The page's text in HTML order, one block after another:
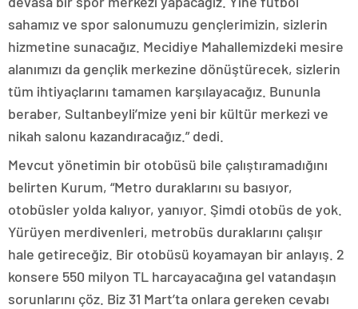
sahamız ve spor salonumuzu gençlerimizin, sizlerin
hizmetine sunacağız. Mecidiye Mahallemizdeki mesire
alanımızı da gençlik merkezine dönüştürecek, sizlerin
tüm ihtiyaçlarını tamamen karşılayacağız. Bununla
beraber, Sultanbeyli’mize yeni bir kültür merkezi ve
nikah salonu kazandıracağız.” dedi.
Mevcut yönetimin bir otobüsü bile çalıştıramadığını
belirten Kurum, “Metro duraklarını su basıyor,
otobüsler yolda kalıyor, yanıyor. Şimdi otobüs de yok.
Yürüyen merdivenleri, metrobüs duraklarını çalışır
hale getireceğiz. Bir otobüsü koyamayan bir anlayış. 2
konsere 550 milyon TL harcayacağına gel vatandaşın
sorunlarını çöz. Biz 31 Mart’ta onlara gereken cevabı